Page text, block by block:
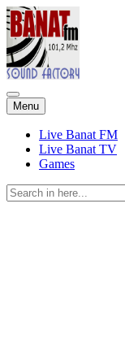
Menu Skip
to
content
Live Banat FM
Live Banat TV
Games
Search
for: